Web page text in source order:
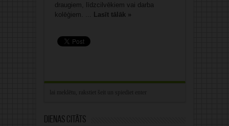
draugiem, līdzcilvēkiem vai darba
kolēģiem. ... Lasīt tālāk »
Dienas citāts